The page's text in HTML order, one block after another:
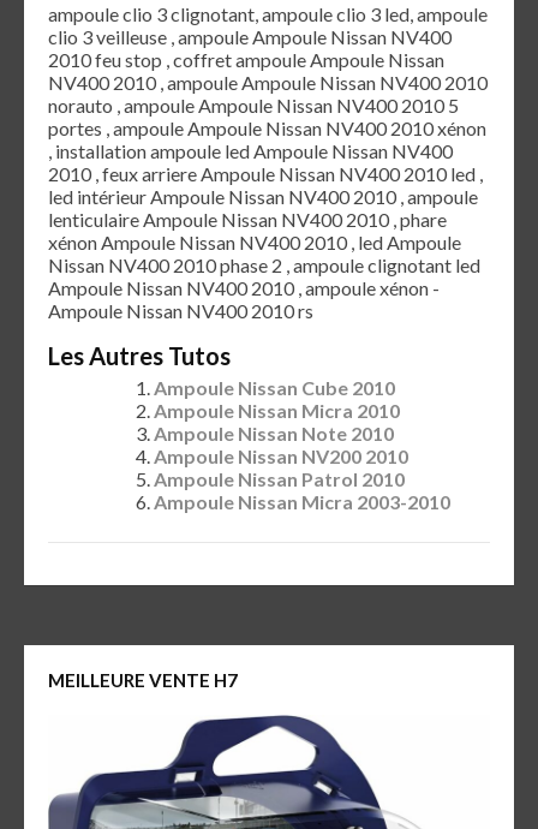
ampoule clio 3 clignotant, ampoule clio 3 led, ampoule
clio 3 veilleuse , ampoule Ampoule Nissan NV400
2010 feu stop , coffret ampoule Ampoule Nissan
NV400 2010 , ampoule Ampoule Nissan NV400 2010
norauto , ampoule Ampoule Nissan NV400 2010 5
portes , ampoule Ampoule Nissan NV400 2010 xénon
, installation ampoule led Ampoule Nissan NV400
2010 , feux arriere Ampoule Nissan NV400 2010 led ,
led intérieur Ampoule Nissan NV400 2010 , ampoule
lenticulaire Ampoule Nissan NV400 2010 , phare
xénon Ampoule Nissan NV400 2010 , led Ampoule
Nissan NV400 2010 phase 2 , ampoule clignotant led
Ampoule Nissan NV400 2010 , ampoule xénon -
Ampoule Nissan NV400 2010 rs
Les Autres Tutos
Ampoule Nissan Cube 2010
Ampoule Nissan Micra 2010
Ampoule Nissan Note 2010
Ampoule Nissan NV200 2010
Ampoule Nissan Patrol 2010
Ampoule Nissan Micra 2003-2010
MEILLEURE VENTE H7